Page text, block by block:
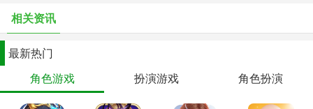
记得一起从边境杀到白骨山的星星。我们约好了一起杀满十亿颗地煞
-多年未玩游戏，完全是因为老胡的迷妹所以下的，回合制游戏还是挺
-第一款网游，认识很多新朋友，游戏本身画面精致，玩起来很上手，
每周更新，任务通俗易懂，赞！
相关资讯
最新热门
角色游戏
扮演游戏 角色扮演